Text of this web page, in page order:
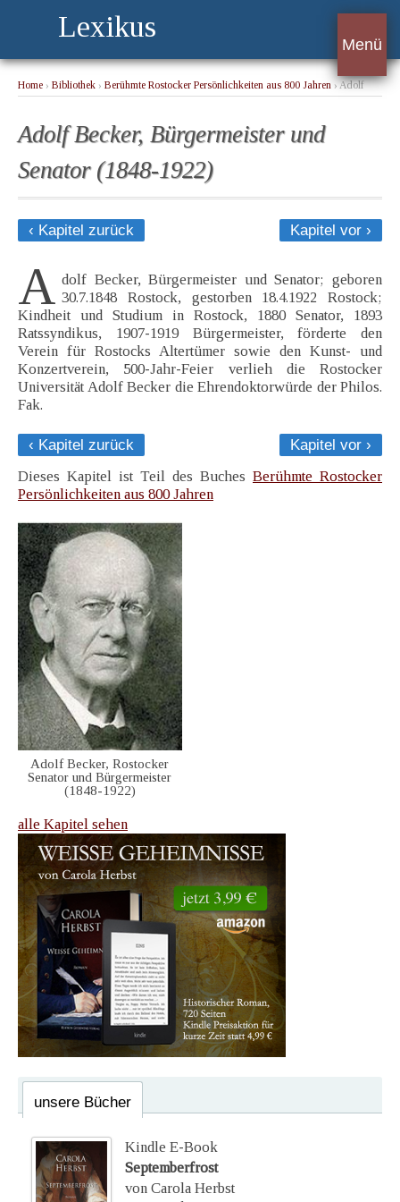
Lexikus
Menü
Home › Bibliothek › Berühmte Rostocker Persönlichkeiten aus 800 Jahren › Adolf
Adolf Becker, Bürgermeister und
Senator (1848-1922)
‹ Kapitel zurück Kapitel vor ›
A dolf Becker, Bürgermeister und Senator; geboren
30.7.1848 Rostock, gestorben 18.4.1922 Rostock;
Kindheit und Studium in Rostock, 1880 Senator, 1893
Ratssyndikus, 1907-1919 Bürgermeister, förderte den
Verein für Rostocks Altertümer sowie den Kunst- und
Konzertverein, 500-Jahr-Feier verlieh die Rostocker
Universität Adolf Becker die Ehrendoktorwürde der Philos.
Fak.
‹ Kapitel zurück
Kapitel vor ›
Dieses Kapitel ist Teil des Buches Berühmte Rostocker
Persönlichkeiten aus 800 Jahren
Adolf Becker, Rostocker
Senator und Bürgermeister
(1848-1922)
alle Kapitel sehen
unsere Bücher
Kindle E-Book
Septemberfrost
von Carola Herbst